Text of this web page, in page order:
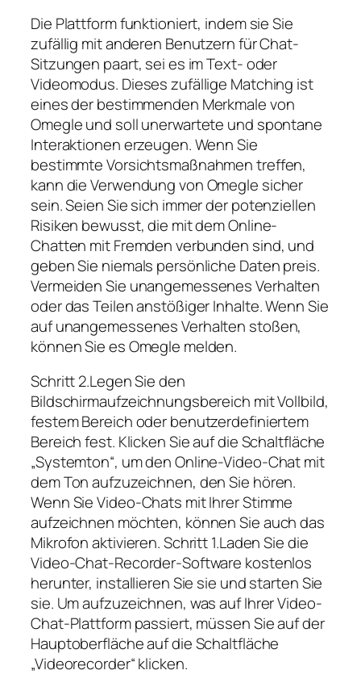
Die Plattform funktioniert, indem sie Sie
zufällig mit anderen Benutzern für Chat-
Sitzungen paart, sei es im Text- oder
Videomodus. Dieses zufällige Matching ist
eines der bestimmenden Merkmale von
Omegle und soll unerwartete und spontane
Interaktionen erzeugen. Wenn Sie
bestimmte Vorsichtsmaßnahmen treffen,
kann die Verwendung von Omegle sicher
sein. Seien Sie sich immer der potenziellen
Risiken bewusst, die mit dem Online-
Chatten mit Fremden verbunden sind, und
geben Sie niemals persönliche Daten preis.
Vermeiden Sie unangemessenes Verhalten
oder das Teilen anstößiger Inhalte. Wenn Sie
auf unangemessenes Verhalten stoßen,
können Sie es Omegle melden.
Schritt 2.Legen Sie den
Bildschirmaufzeichnungsbereich mit Vollbild,
festem Bereich oder benutzerdefiniertem
Bereich fest. Klicken Sie auf die Schaltfläche
„Systemton“, um den Online-Video-Chat mit
dem Ton aufzuzeichnen, den Sie hören.
Wenn Sie Video-Chats mit Ihrer Stimme
aufzeichnen möchten, können Sie auch das
Mikrofon aktivieren. Schritt 1.Laden Sie die
Video-Chat-Recorder-Software kostenlos
herunter, installieren Sie sie und starten Sie
sie. Um aufzuzeichnen, was auf Ihrer Video-
Chat-Plattform passiert, müssen Sie auf der
Hauptoberfläche auf die Schaltfläche
„Videorecorder“ klicken.